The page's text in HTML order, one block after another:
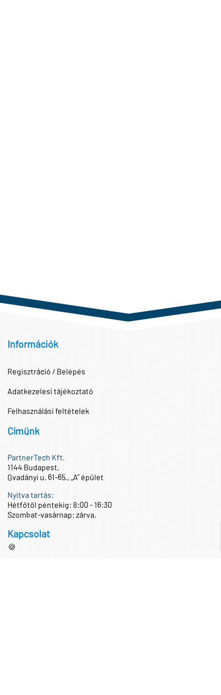
Információk
Regisztráció / Belépés
Adatkezelesi tájékoztató
Felhasználási feltételek
Címünk
PartnerTech Kft.
1144 Budapest,
Gvadányi u. 61-65., „A” épület
Nyitva tartás:
Hétfőtől péntekig: 8:00 - 16:30
Szombat-vasárnap: zárva.
Kapcsolat
🍪